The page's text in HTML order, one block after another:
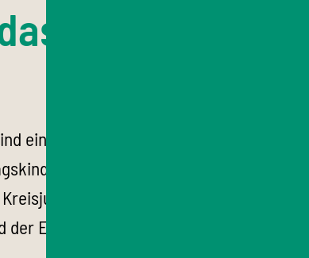
eine Kinderkrippe,
besucht. Die
übernommen werden,
Erwerbsfähigkeit / Schulbesuchs